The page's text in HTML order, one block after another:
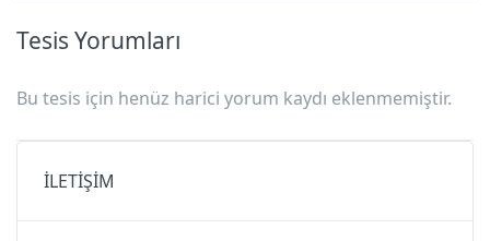
Tesis Yorumları
Bu tesis için henüz harici yorum kaydı eklenmemiştir.
İLETİŞİM